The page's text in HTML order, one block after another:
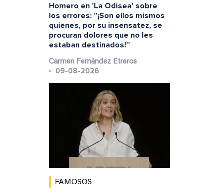
Homero en 'La Odisea' sobre
los errores: "¡Son ellos mismos
quienes, por su insensatez, se
procuran dolores que no les
estaban destinados!”
Carmen Fernández Etreros
09-08-2026
FAMOSOS